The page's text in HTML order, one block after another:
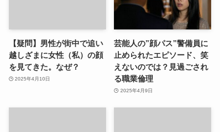
【疑問】男性が街中で追い
越しざまに女性（私）の顔
を見てきた。なぜ？
2025年4月10日
芸能人の”顔パス”警備員に
止められたエピソード、笑
えないのでは？見過ごされ
る職業倫理
2025年4月9日